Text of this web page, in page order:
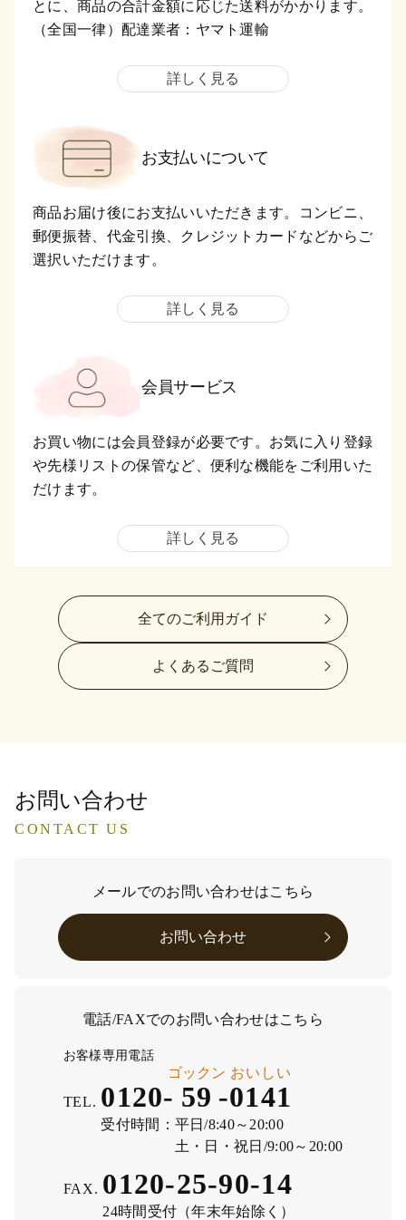
とに、商品の合計金額に応じた送料がかかります。
（全国一律）配達業者：ヤマト運輸
詳しく見る
お支払いについて
商品お届け後にお支払いいただきます。コンビニ、
郵便振替、代金引換、クレジットカードなどからご
選択いただけます。
詳しく見る
会員サービス
お買い物には会員登録が必要です。お気に入り登録
や先様リストの保管など、便利な機能をご利用いた
だけます。
詳しく見る
全てのご利用ガイド
よくあるご質問
お問い合わせ
CONTACT US
メールでのお問い合わせはこちら
お問い合わせ
電話/FAXでのお問い合わせはこちら
お客様専用電話
TEL. 0120- 59
ゴックン
-0141
おいしい
受付時間： 平日/8:40～20:00
土・日・祝日/9:00～20:00
FAX. 0120-25-90-14
24時間受付（年末年始除く）